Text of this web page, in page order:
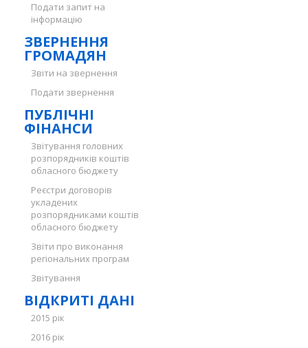
Подати запит на
інформацію
ЗВЕРНЕННЯ
ГРОМАДЯН
Звіти на звернення
Подати звернення
ПУБЛІЧНІ
ФІНАНСИ
Звітування головних
розпорядників коштів
обласного бюджету
Реєстри договорів
укладених
розпорядниками коштів
обласного бюджету
Звіти про виконання
регіональних програм
Звітування
ВІДКРИТІ ДАНІ
2015 рік
2016 рік